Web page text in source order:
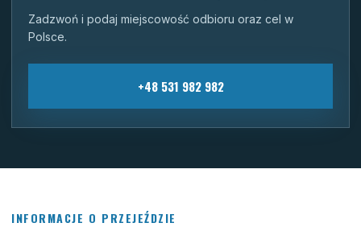
Zadzwoń i podaj miejscowość odbioru oraz cel w
Polsce.
+48 531 982 982
INFORMACJE O PRZEJEŹDZIE